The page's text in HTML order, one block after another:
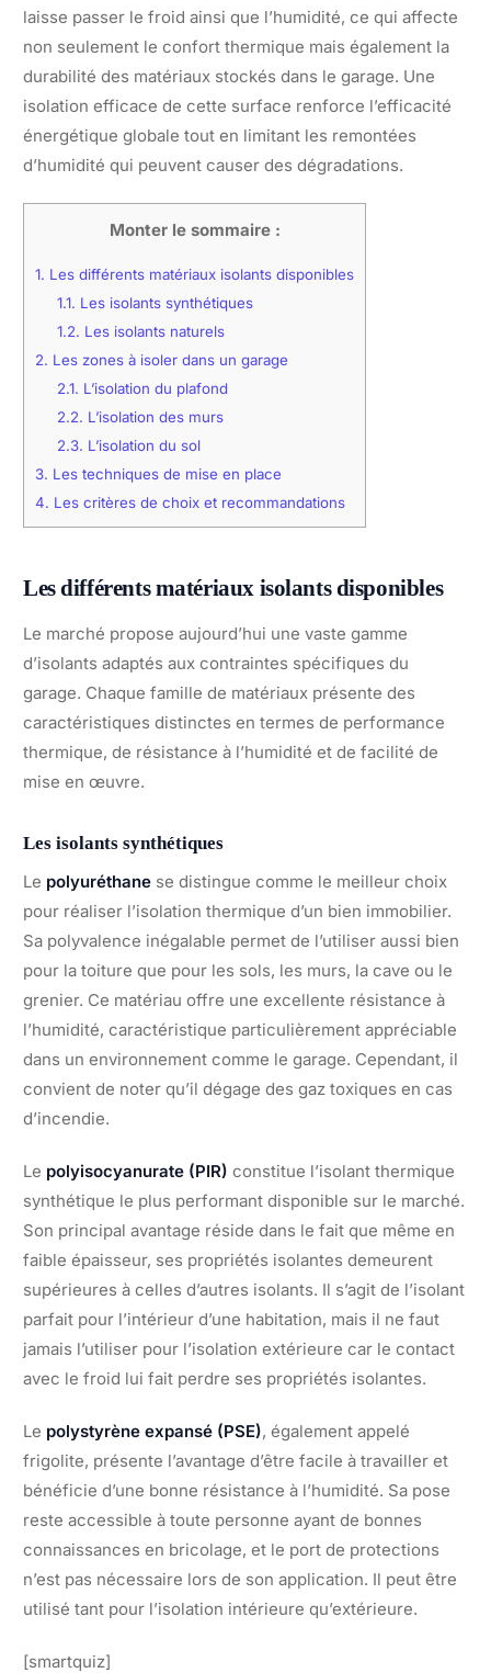
laisse passer le froid ainsi que l’humidité, ce qui affecte
non seulement le confort thermique mais également la
durabilité des matériaux stockés dans le garage. Une
isolation efficace de cette surface renforce l’efficacité
énergétique globale tout en limitant les remontées
d’humidité qui peuvent causer des dégradations.
Monter le sommaire :
1. Les différents matériaux isolants disponibles
1.1. Les isolants synthétiques
1.2. Les isolants naturels
2. Les zones à isoler dans un garage
2.1. L’isolation du plafond
2.2. L’isolation des murs
2.3. L’isolation du sol
3. Les techniques de mise en place
4. Les critères de choix et recommandations
Les différents matériaux isolants disponibles
Le marché propose aujourd’hui une vaste gamme
d’isolants adaptés aux contraintes spécifiques du
garage. Chaque famille de matériaux présente des
caractéristiques distinctes en termes de performance
thermique, de résistance à l’humidité et de facilité de
mise en œuvre.
Les isolants synthétiques
Le polyuréthane se distingue comme le meilleur choix
pour réaliser l’isolation thermique d’un bien immobilier.
Sa polyvalence inégalable permet de l’utiliser aussi bien
pour la toiture que pour les sols, les murs, la cave ou le
grenier. Ce matériau offre une excellente résistance à
l’humidité, caractéristique particulièrement appréciable
dans un environnement comme le garage. Cependant, il
convient de noter qu’il dégage des gaz toxiques en cas
d’incendie.
Le polyisocyanurate (PIR) constitue l’isolant thermique
synthétique le plus performant disponible sur le marché.
Son principal avantage réside dans le fait que même en
faible épaisseur, ses propriétés isolantes demeurent
supérieures à celles d’autres isolants. Il s’agit de l’isolant
parfait pour l’intérieur d’une habitation, mais il ne faut
jamais l’utiliser pour l’isolation extérieure car le contact
avec le froid lui fait perdre ses propriétés isolantes.
Le polystyrène expansé (PSE), également appelé
frigolite, présente l’avantage d’être facile à travailler et
bénéficie d’une bonne résistance à l’humidité. Sa pose
reste accessible à toute personne ayant de bonnes
connaissances en bricolage, et le port de protections
n’est pas nécessaire lors de son application. Il peut être
utilisé tant pour l’isolation intérieure qu’extérieure.
[smartquiz]